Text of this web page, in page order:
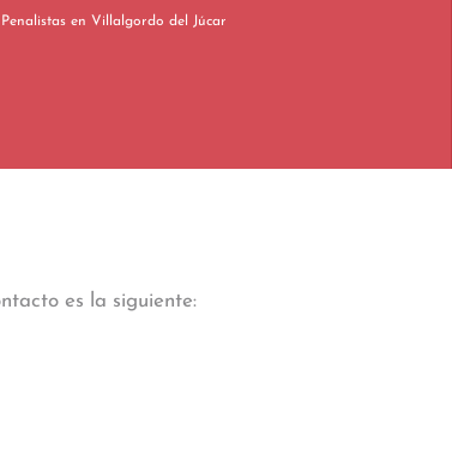
Penalistas en Villalgordo del Júcar
es la siguiente: